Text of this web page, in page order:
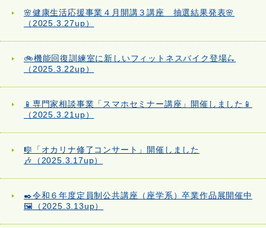
🌸健康生活応援事業４月開講３講座 抽選結果発表🌸
（2025.3.27up）
🚲機能回復訓練室に新しいフィットネスバイク登場🛴
（2025.3.22up）
📱専門家相談事業「スマホセミナー講座」開催しました📱
（2025.3.21up）
🎼「オカリナ修了コンサート」開催しました
🎶（2025.3.17up）
✒️令和６年度定員制公共講座（座学系）卒業作品展開催中
🖼️（2025.3.13up）